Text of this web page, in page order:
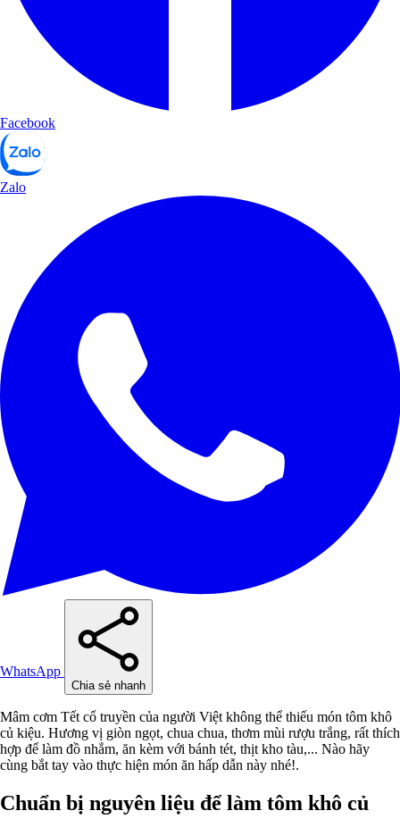
Facebook
Zalo
WhatsApp
Chia sẻ nhanh
Mâm cơm Tết cổ truyền của người Việt không thể thiếu món tôm khô
củ kiệu. Hương vị giòn ngọt, chua chua, thơm mùi rượu trắng, rất thích
hợp để làm đồ nhắm, ăn kèm với bánh tét, thịt kho tàu,... Nào hãy
cùng bắt tay vào thực hiện món ăn hấp dẫn này nhé!.
Chuẩn bị nguyên liệu để làm tôm khô củ